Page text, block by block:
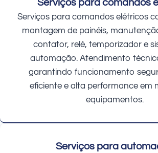
Serviços para comandos
Serviços para comandos elétricos
montagem de painéis,
contator, relé, temporizador e
automação. Atendimento
garantindo funcionamento
eficiente e alta performance em
equipamentos.
Serviços para